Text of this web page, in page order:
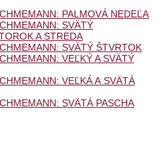
PALMOVÁ NEDEĽA
SVÄTÝ
A STREDA
SVÄTÝ ŠTVRTOK
VEĽKÝ A SVÄTÝ
VEĽKÁ A SVÄTÁ
SVÄTÁ PASCHA